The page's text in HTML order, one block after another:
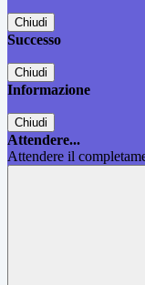
Chiudi
Successo
Chiudi
Informazione
Chiudi
Attendere...
Attendere il